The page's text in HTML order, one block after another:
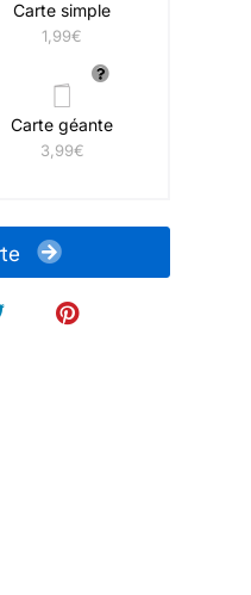
Carte simple
1,99€
Carte géante
3,99€